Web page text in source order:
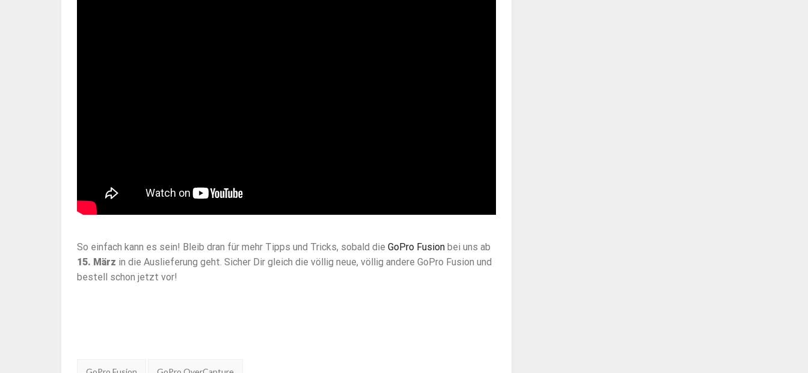
So einfach kann es sein! Bleib dran für mehr Tipps und Tricks, sobald die GoPro Fusionbei uns ab
15. März in die Auslieferung geht. Sicher Dir gleich die völlig neue, völlig andere GoPro Fusion und
bestell schon jetzt vor!
Tags: